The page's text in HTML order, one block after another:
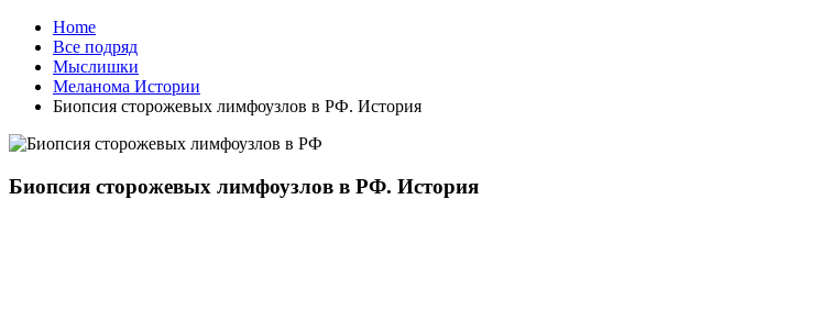
Home
Все подряд
Мыслишки
Меланома Истории
Биопсия сторожевых лимфоузлов в РФ. История
Биопсия сторожевых лимфоузлов в РФ. История